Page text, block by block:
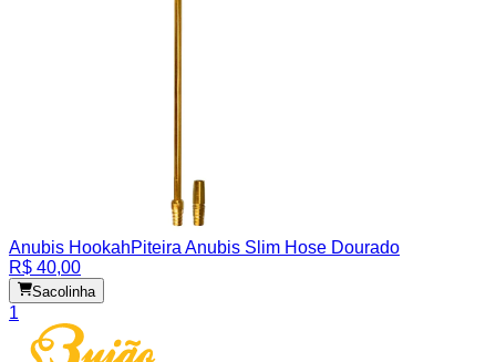
Anubis HookahPiteira Anubis Slim Hose Dourado
R$ 40,00
Sacolinha
1